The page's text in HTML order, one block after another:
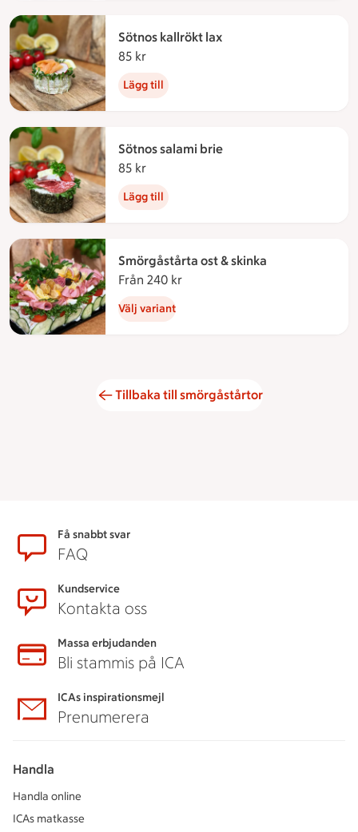
Sötnos kallrökt lax
85 kr
Lägg till
Sötnos salami brie
85 kr
Lägg till
Smörgåstårta ost & skinka
Från 240 kr
Välj variant
Tillbaka till smörgåstårtor
SidfotFå snabbt svar
FAQ
Kundservice
Kontakta oss
Massa erbjudanden
Bli stammis på ICA
ICAs inspirationsmejl
Prenumerera
Handla
Handla online
ICAs matkasse